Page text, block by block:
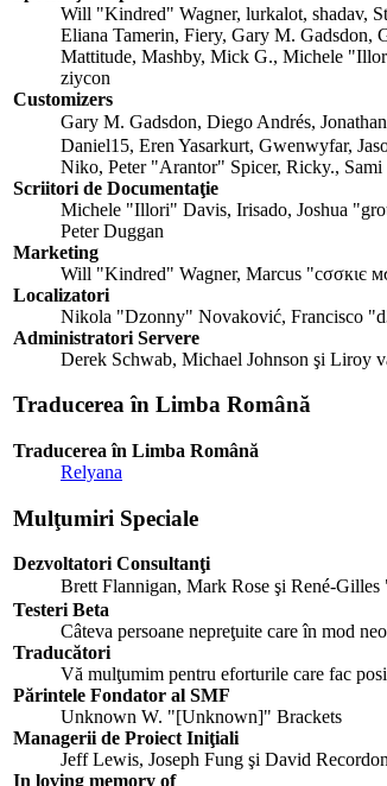
Will "Kindred" Wagner, lurkalot, shadav,
Eliana Tamerin, Fiery, Gary M.
Mattitude, Mashby, Mick G., Michele
ziycon
Customizers
Gary M. Gadsdon, Diego Andrés,
Daniel15, Eren Yasarkurt, Gwenwyfar,
Niko, Peter "Arantor" Spicer, Ricky.,
Scriitori de Documentaţie
Michele "Illori" Davis, Irisado, Joshua
Peter Duggan
Marketing
Will "Kindred" Wagner, Marcus "cσσкιє
Localizatori
Nikola "Dzonny" Novaković, Francisco
Administratori Servere
Derek Schwab, Michael Johnson şi Liroy
Traducerea în Limba Română
Traducerea în Limba Română
Relyana
Mulţumiri Speciale
Dezvoltatori Consultanţi
Brett Flannigan, Mark Rose şi René-
Testeri Beta
Câteva persoane nepreţuite care în mod
Traducători
Vă mulţumim pentru eforturile care fac
Părintele Fondator al SMF
Unknown W. "[Unknown]" Brackets
Managerii de Proiect Iniţiali
Jeff Lewis, Joseph Fung şi David
In loving memory of